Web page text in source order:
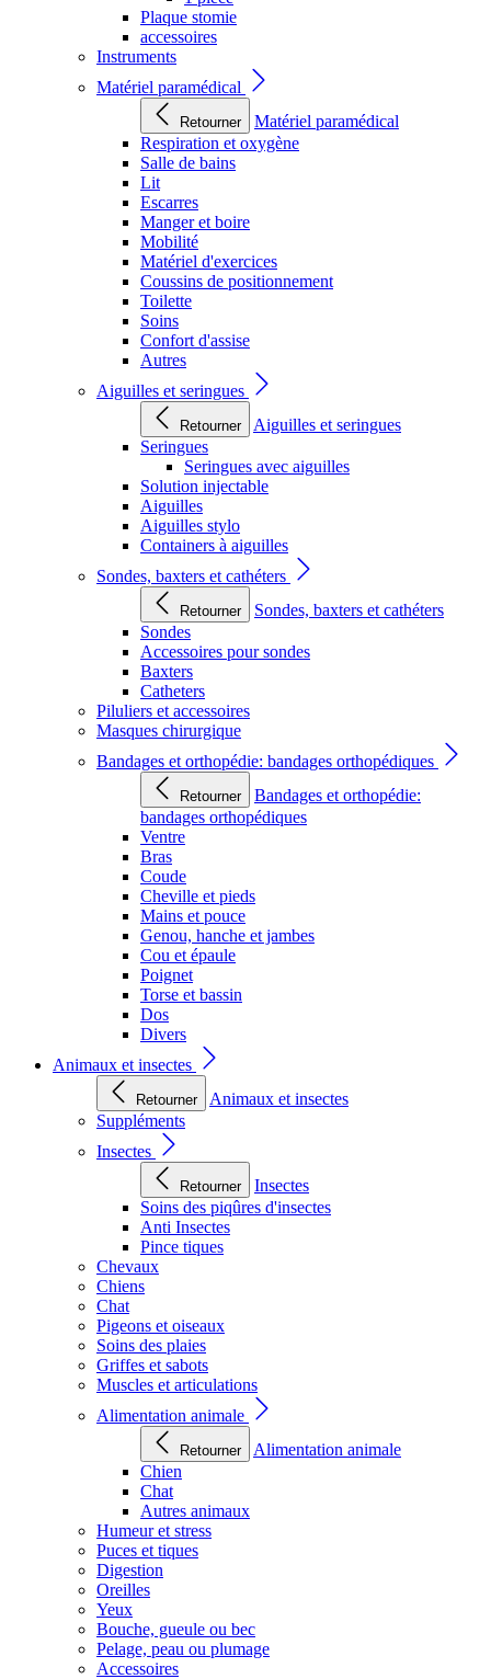
Plaque stomie
accessoires
Instruments
Matériel paramédical
Retourner
Matériel paramédical
Respiration et oxygène
Salle de bains
Lit
Escarres
Manger et boire
Mobilité
Matériel d'exercices
Coussins de positionnement
Toilette
Soins
Confort d'assise
Autres
Aiguilles et seringues
Retourner
Aiguilles et seringues
Seringues
Seringues avec aiguilles
Solution injectable
Aiguilles
Aiguilles stylo
Containers à aiguilles
Sondes, baxters et cathéters
Retourner
Sondes, baxters et cathéters
Sondes
Accessoires pour sondes
Baxters
Catheters
Piluliers et accessoires
Masques chirurgique
Bandages et orthopédie: bandages orthopédiques
Retourner
Bandages et orthopédie:
bandages orthopédiques
Ventre
Bras
Coude
Cheville et pieds
Mains et pouce
Genou, hanche et jambes
Cou et épaule
Poignet
Torse et bassin
Dos
Divers
Animaux et insectes
Retourner
Animaux et insectes
Suppléments
Insectes
Retourner
Insectes
Soins des piqûres d'insectes
Anti Insectes
Pince tiques
Chevaux
Chiens
Chat
Pigeons et oiseaux
Soins des plaies
Griffes et sabots
Muscles et articulations
Alimentation animale
Retourner
Alimentation animale
Chien
Chat
Autres animaux
Humeur et stress
Puces et tiques
Digestion
Oreilles
Yeux
Bouche, gueule ou bec
Pelage, peau ou plumage
Accessoires